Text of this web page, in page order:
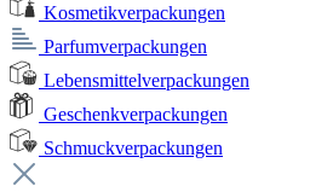
Kosmetikverpackungen
Parfumverpackungen
Lebensmittelverpackungen
Geschenkverpackungen
Schmuckverpackungen